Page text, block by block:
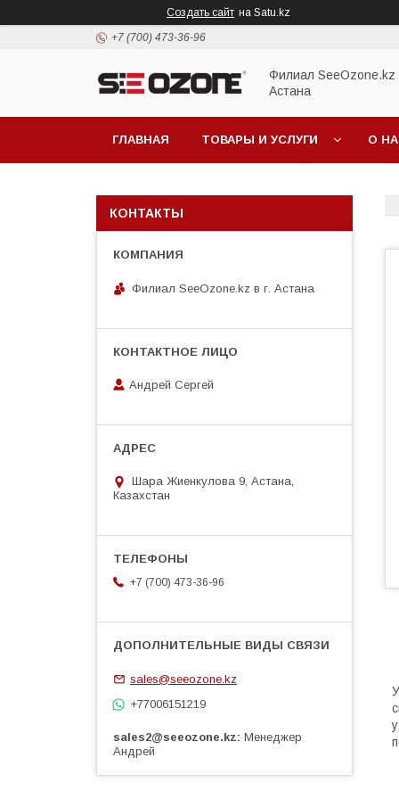
Создать сайт на Satu.kz
+7 (700) 473-36-96
Филиал SeeOzone.kz
Астана
ГЛАВНАЯ ТОВАРЫ И УСЛУГИ О
КОНТАКТЫ
Филиал SeeOzone.kz в г. Астана
Андрей Сергей
Шара Жиенкулова 9, Астана,
Казахстан
+7 (700) 473-36-96
sales@seeozone.kz
+77006151219
sales2@seeozone.kz Менеджер
Андрей